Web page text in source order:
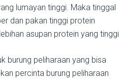
lumayan tinggi. Maka tinggal
dan pakan tinggi protein
asupan protein yang tinggi
burung peliharaan yang bisa
percinta burung peliharaan